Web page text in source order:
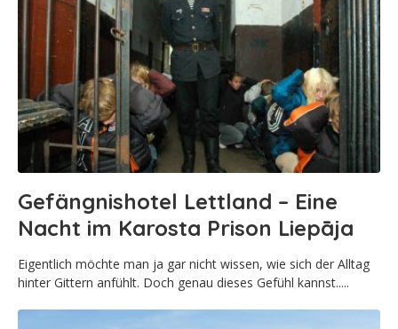
Gefängnishotel Lettland – Eine
Nacht im Karosta Prison Liepāja
Eigentlich möchte man ja gar nicht wissen, wie sich der Alltag
hinter Gittern anfühlt. Doch genau dieses Gefühl kannst.....